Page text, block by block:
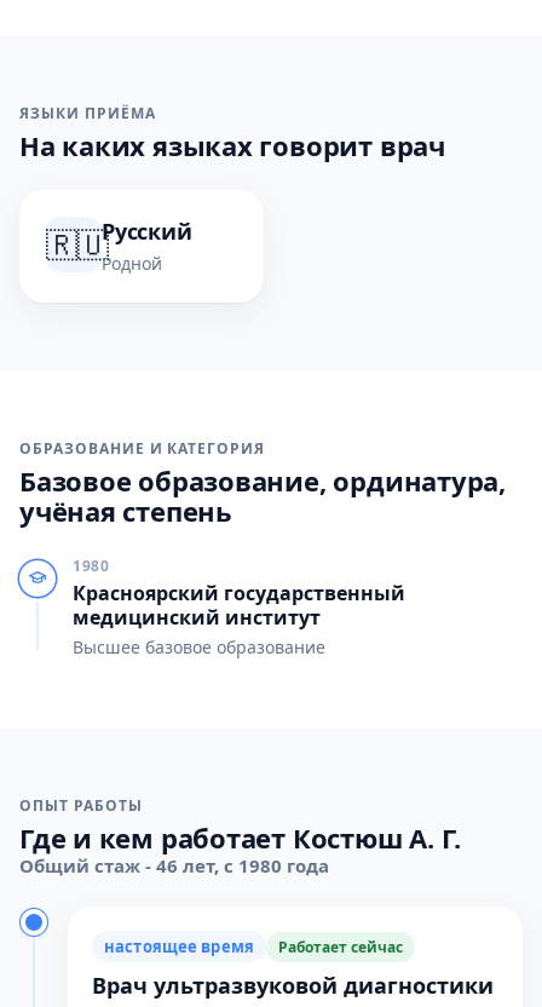
ЯЗЫКИ ПРИЁМА
На каких языках говорит врач
🇷🇺Русский
Родной
ОБРАЗОВАНИЕ И КАТЕГОРИЯ
Базовое образование, ординатура,
учёная степень
1980
Красноярский государственный
медицинский институт
Высшее базовое образование
ОПЫТ РАБОТЫ
Где и кем работает Костюш А. Г.
Общий стаж - 46 лет, с 1980 года
настоящее время Работает сейчас
Врач ультразвуковой диагностики